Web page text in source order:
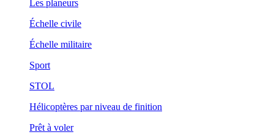
Les planeurs
Échelle civile
Échelle militaire
Sport
STOL
Hélicoptères par niveau de finition
Prêt à voler